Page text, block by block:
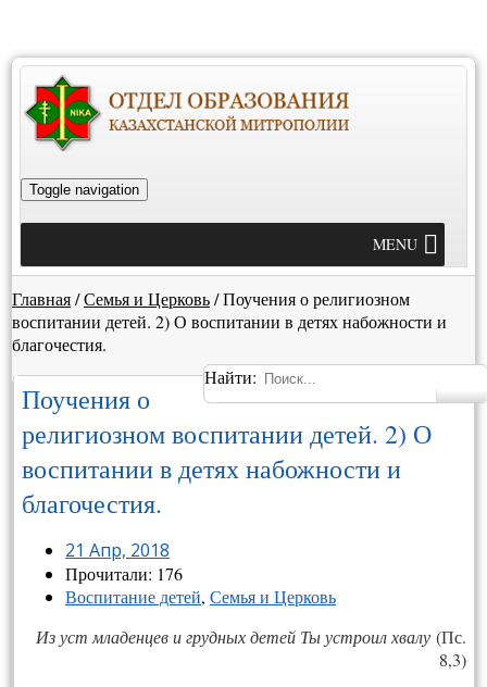
Toggle navigation
MENU
Главная/Семья и Церковь/Поучения о религиозном
воспитании детей. 2) О воспитании в детях набожности и
благочестия.
Найти:
Поучения о
религиозном воспитании детей. 2) О
воспитании в детях набожности и
благочестия.
21 Апр, 2018
Прочитали: 176
Воспитание детей,Семья и Церковь
Из уст младенцев и грудных детей Ты устроил хвалу (Пс.
8,3)